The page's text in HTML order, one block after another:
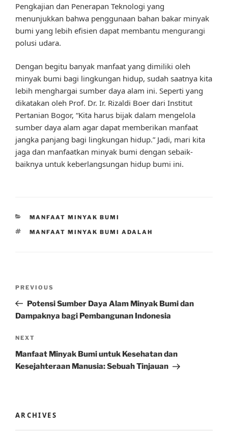
Pengkajian dan Penerapan Teknologi yang
menunjukkan bahwa penggunaan bahan bakar minyak
bumi yang lebih efisien dapat membantu mengurangi
polusi udara.
Dengan begitu banyak manfaat yang dimiliki oleh
minyak bumi bagi lingkungan hidup, sudah saatnya kita
lebih menghargai sumber daya alam ini. Seperti yang
dikatakan oleh Prof. Dr. Ir. Rizaldi Boer dari Institut
Pertanian Bogor, “Kita harus bijak dalam mengelola
sumber daya alam agar dapat memberikan manfaat
jangka panjang bagi lingkungan hidup.” Jadi, mari kita
jaga dan manfaatkan minyak bumi dengan sebaik-
baiknya untuk keberlangsungan hidup bumi ini.
CATEGORIES
MANFAAT MINYAK BUMI
TAGS
MANFAAT MINYAK BUMI ADALAH
Previous
Post
PREVIOUS
Potensi Sumber Daya Alam Minyak Bumi dan
Dampaknya bagi Pembangunan Indonesia
Next
Post
NEXT
Manfaat Minyak Bumi untuk Kesehatan dan
Kesejahteraan Manusia: Sebuah Tinjauan
ARCHIVES